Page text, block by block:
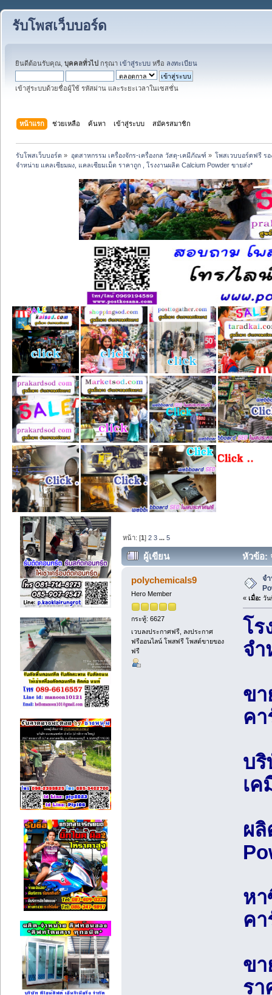
รับโพสเว็บบอร์ด
ยินดีต้อนรับคุณ, บุคคลทั่วไป กรุณา เข้าสู่ระบบ หรือ ลงทะเบียน
เข้าสู่ระบบด้วยชื่อผู้ใช้ รหัสผ่าน และระยะเวลาในเซสชั่น
หน้าแรก ช่วยเหลือ ค้นหา เข้าสู่ระบบ สมัครสมาชิก
รับโพสเว็บบอร์ด » อุตสาหกรรม เครื่องจักร-เครื่องกล วัสดุ-เคมีภัณฑ์ » โพสเวบบอร์ดฟรี รอ
จำหน่าย แคลเซียมผง, แคลเซียมเม็ด ราคาถูก , โรงงานผลิต Calcium Powder ขายส่ง*
หน้า: [1]2 3 ...5
ผู้เขียน หัวข้อ:
polychemicals9
Hero Member
กระทู้: 6627
เวบลงประกาศฟรี, ลงประกาศ
ฟรีออนไลน์ โพสฟรี โพสต์ขายของ
ฟรี
จ
« เมื่อ: วัน
โร
จำ
ขา
ค
บริ
เ
ผลิ
หา
คา
ขา
รา